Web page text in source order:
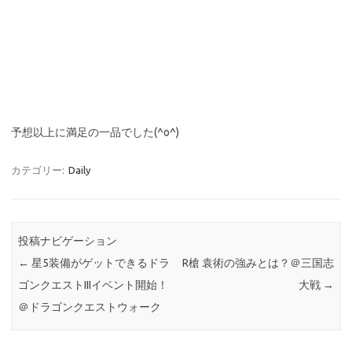
予想以上に満足の一品でした(^o^)
カテゴリー: Daily
投稿ナビゲーション
← 星5装備がゲットできるドラ
ゴンクエストIIIイベント開始！
＠ドラゴンクエストウォーク
R槍 袁術の強みとは？＠三国志
大戦 →